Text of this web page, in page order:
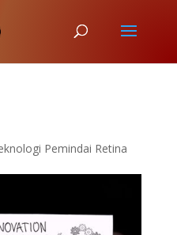
Pemindai Retina